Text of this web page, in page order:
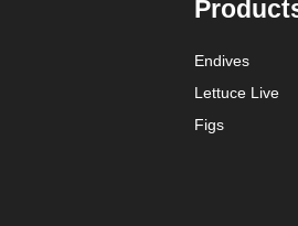
Endives
Lettuce Live
Figs